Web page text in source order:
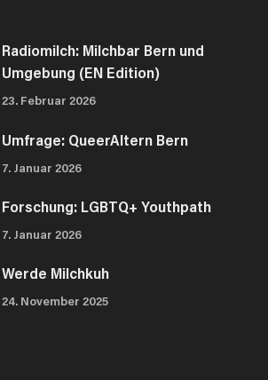
Radiomilch: Milchbar Bern und
Umgebung (EN Edition)
23. Februar 2026
Umfrage: QueerAltern Bern
7. Januar 2026
Forschung: LGBTQ+ Youthpath
7. Januar 2026
Werde Milchkuh
24. November 2025